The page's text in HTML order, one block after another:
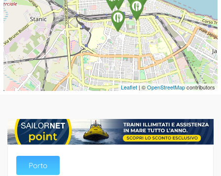
Leaflet| ©OpenStreetMapcontributors
Porto